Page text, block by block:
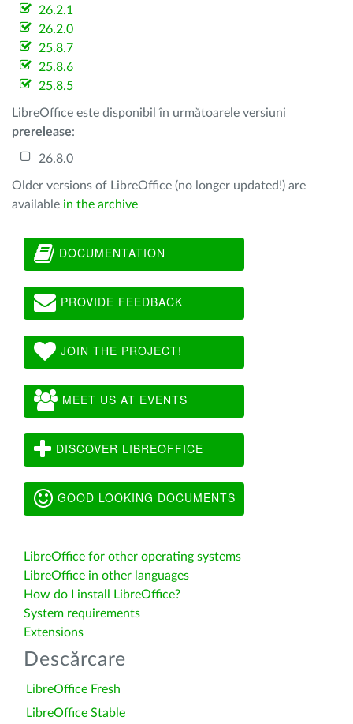
26.2.1
26.2.0
25.8.7
25.8.6
25.8.5
LibreOffice este disponibil în următoarele versiuni
prerelease:
26.8.0
Older versions of LibreOffice (no longer updated!) are
available in the archive
DOCUMENTATION
PROVIDE FEEDBACK
JOIN THE PROJECT!
MEET US AT EVENTS
DISCOVER LIBREOFFICE
GOOD LOOKING DOCUMENTS
LibreOffice for other operating systems
LibreOffice in other languages
How do I install LibreOffice?
System requirements
Extensions
Descărcare
LibreOffice Fresh
LibreOffice Stable